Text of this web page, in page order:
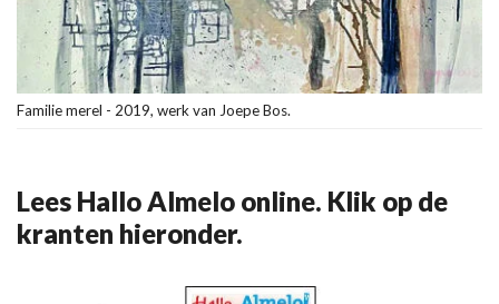
Familie merel - 2019, werk van Joepe Bos.
Lees Hallo Almelo online. Klik op de
kranten hieronder.